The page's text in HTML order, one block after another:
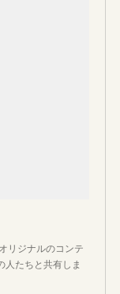
リジナルのコンテ
人たちと共有しま